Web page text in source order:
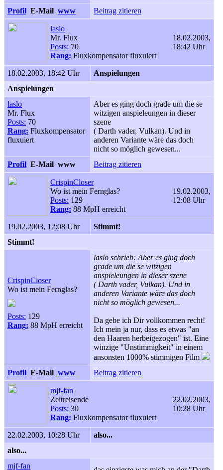
Profil E-Mail www Beitrag zitieren
laslo
Mr. Flux
Posts: 70
Rang: Fluxkompensator fluxuiert
18.02.2003,
18:42 Uhr
18.02.2003, 18:42 Uhr
Anspielungen
Anspielungen
laslo
Mr. Flux
Posts: 70
Rang: Fluxkompensator
fluxuiert
Aber es ging doch grade um die se
witzigen anspieleungen in dieser
szene
( Darth vader, Vulkan). Und in
anderen Variante wäre das doch
nicht so möglich gewesen...
Profil E-Mail www Beitrag zitieren
CrispinCloser
Wo ist mein Fernglas?
Posts: 129
Rang: 88 MpH erreicht
19.02.2003,
12:08 Uhr
19.02.2003, 12:08 Uhr
Stimmt!
Stimmt!
CrispinCloser
Wo ist mein Fernglas?
Posts: 129
Rang: 88 MpH erreicht
laslo schrieb: Aber es ging doch
grade um die se witzigen
anspieleungen in dieser szene
( Darth vader, Vulkan). Und in
anderen Variante wäre das doch
nicht so möglich gewesen...
Da gebe ich Dir vollkommen recht!
Ich mein ja nur, dass es etwas "an
den Haaren herbeigezogen" ist. Eine
winzige "Unstimmigkeit" in einem
ansonsten 1000% stimmigen Film
Profil E-Mail www Beitrag zitieren
mjf-fan
Zeitreisende
Posts: 30
Rang: Fluxkompensator fluxuiert
22.02.2003,
10:28 Uhr
22.02.2003, 10:28 Uhr
also...
also...
mjf-fan